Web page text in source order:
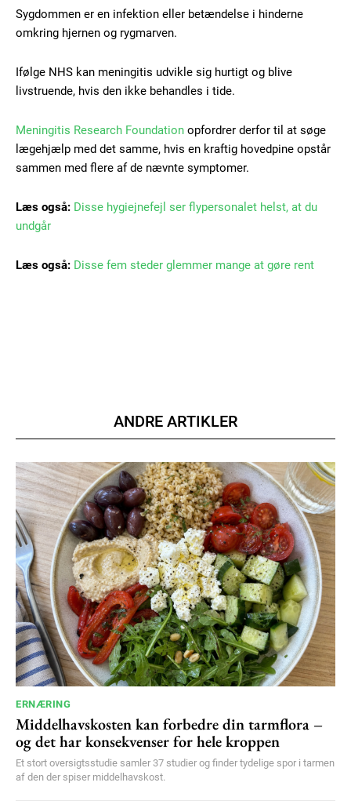
Free limited access
Gratis / forever
Etiam est nibh, lobortis sit
Praesent euismod ac
Donec quis est ac felis
DKK
Etiam est nibh, lobortis sit
Praesent euismod ac
Ut mollis pellentesque tortor
Nullam eu erat condimentum
Donec quis est ac felis
Orci varius natoque dolor
YEARLY PRICING MONTHLY PRICING
Sygdommen er en infektion eller betændelse i hinderne
omkring hjernen og rygmarven.
Ifølge NHS kan meningitis udvikle sig hurtigt og blive
livstruende, hvis den ikke behandles i tide.
Meningitis Research Foundation opfordrer derfor til at søge
lægehjælp med det samme, hvis en kraftig hovedpine opstår
sammen med flere af de nævnte symptomer.
Læs også: Disse hygiejnefejl ser flypersonalet helst, at du
undgår
Læs også: Disse fem steder glemmer mange at gøre rent
ANDRE ARTIKLER
ERNÆRING
Middelhavskosten kan forbedre din tarmflora –
og det har konsekvenser for hele kroppen
Et stort oversigtsstudie samler 37 studier og finder tydelige spor i tarmen
af den der spiser middelhavskost.